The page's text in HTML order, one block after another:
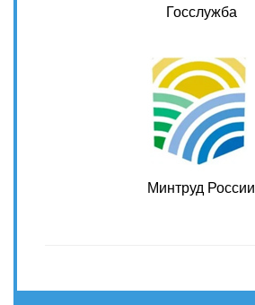
Госслужба
Минтруд России